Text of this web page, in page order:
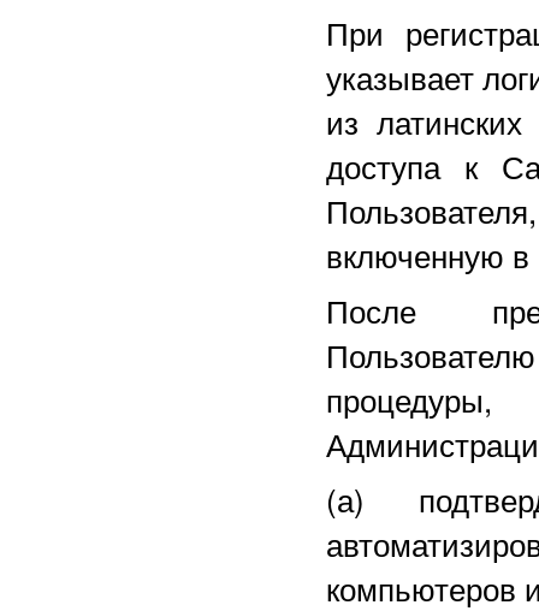
При
указывает
из
доступа к
включенную
После
(а)
компьютеров